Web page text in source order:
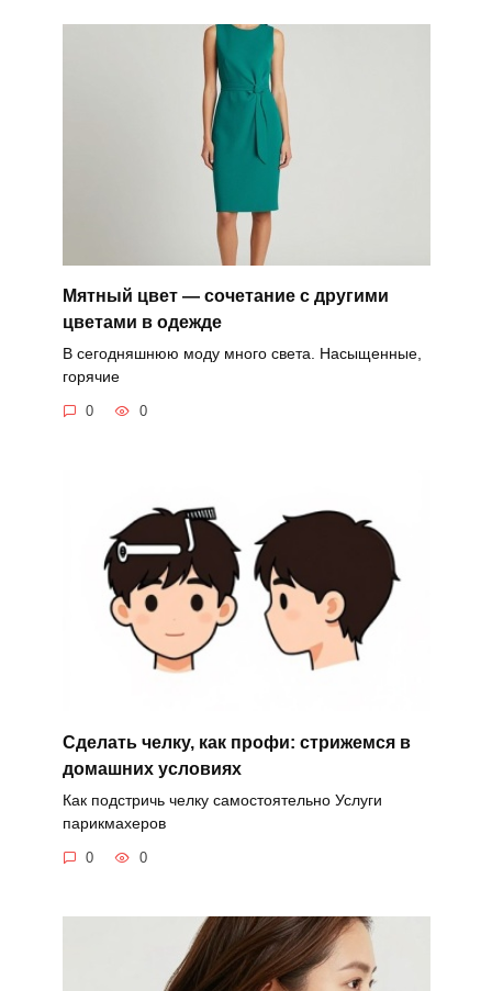
Мятный цвет — сочетание с другими
цветами в одежде
В сегодняшнюю моду много света. Насыщенные,
горячие
0 0
Сделать челку, как профи: стрижемся в
домашних условиях
Как подстричь челку самостоятельно Услуги
парикмахеров
0 0